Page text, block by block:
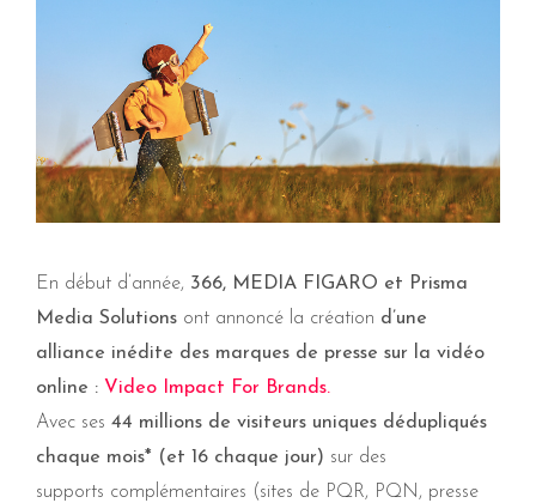
En début d’année, 366, MEDIA FIGARO et Prisma
Media Solutions ont annoncé la création d’une
alliance inédite des marques de presse sur la vidéo
online : Video Impact For Brands.
Avec ses 44 millions de visiteurs uniques dédupliqués
chaque mois* (et 16 chaque jour) sur des
supports complémentaires (sites de PQR, PQN, presse